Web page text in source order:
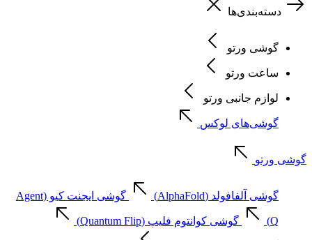
دسته‌بندی‌ها
گوشی ورتو
ساعت ورتو
لوازم جانبی ورتو
گوشی‌های لوکس
گوشی ورتو
گوشی آلفافولد (AlphaFold) گوشی ایجنت کیو (Agent
Q) گوشی کوانتوم فلیپ (Quantum Flip)